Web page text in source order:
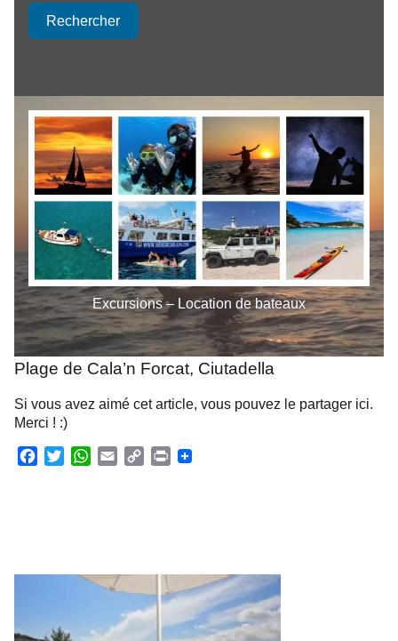
Rechercher
Excursions – Location de bateaux
Plage de Cala’n Forcat, Ciutadella
Si vous avez aimé cet article, vous pouvez le partager ici.
Merci ! :)
o
r
W
p
C
n
k
P